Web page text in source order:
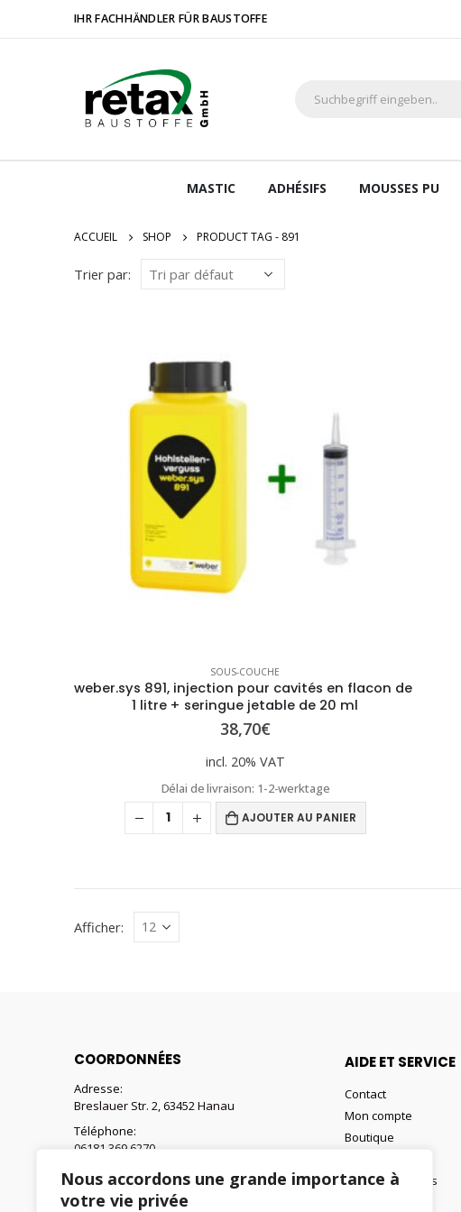
Nous accordons une grande importance à
votre vie privée
IHR FACHHÄNDLER FÜR BAUSTOFFE
MASTIC ADHÉSIFS MOUSSES PU
ACCUEIL SHOP PRODUCT TAG - 891
Trier par:
SOUS-COUCHE
weber.sys 891, injection pour cavités en flacon de
1 litre + seringue jetable de 20 ml
38,70€
incl. 20% VAT
Délai de livraison: 1-2-werktage
AJOUTER AU PANIER
Afficher:
COORDONNÉES
Adresse:
Breslauer Str. 2, 63452 Hanau
Téléphone:
06181 369 6270
E-mail:
webshop@retax-baustoffe.fr
AIDE ET SERVICE
Contact
Mon compte
Boutique
Liste de souhaits